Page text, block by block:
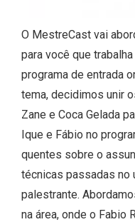
O MestreCast vai
para você que
programa de entrada
tema, decidimos unir
Zane e Coca Gelada
Ique e Fábio no
quentes sobre o
técnicas passadas no
palestrante.
na área, onde o Fabio